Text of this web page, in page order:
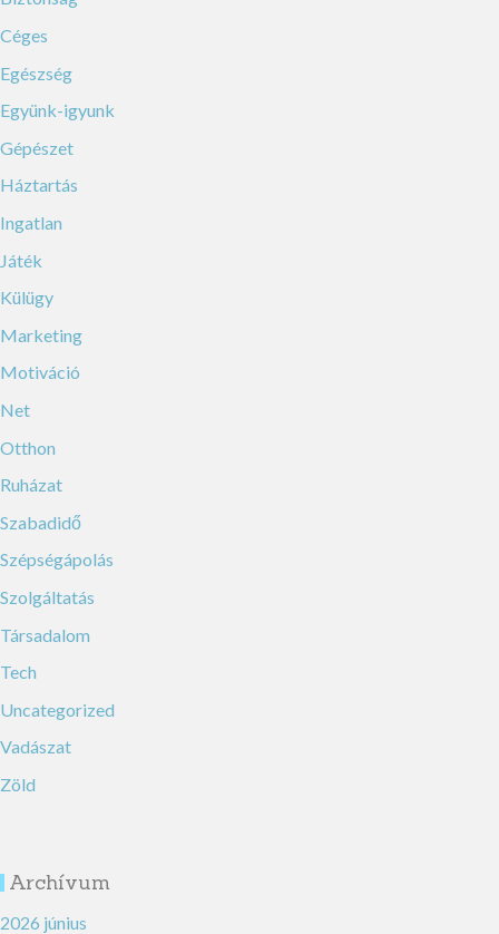
Céges
Egészség
Együnk-igyunk
Gépészet
Háztartás
Ingatlan
Játék
Külügy
Marketing
Motiváció
Net
Otthon
Ruházat
Szabadidő
Szépségápolás
Szolgáltatás
Társadalom
Tech
Uncategorized
Vadászat
Zöld
Archívum
2026 június